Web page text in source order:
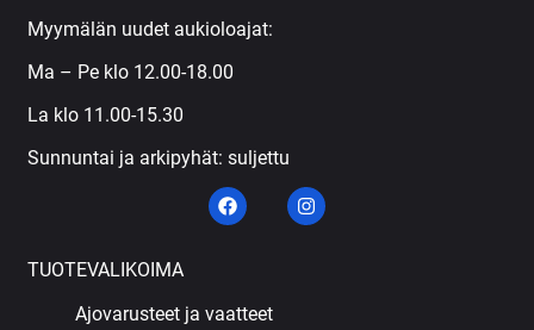
Myymälän uudet aukioloajat:
Ma – Pe klo 12.00-18.00
La klo 11.00-15.30
Sunnuntai ja arkipyhät: suljettu
TUOTEVALIKOIMA
Ajovarusteet ja vaatteet